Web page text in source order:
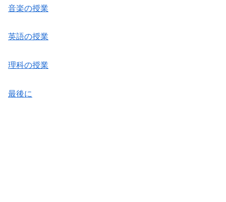
音楽の授業
英語の授業
理科の授業
最後に